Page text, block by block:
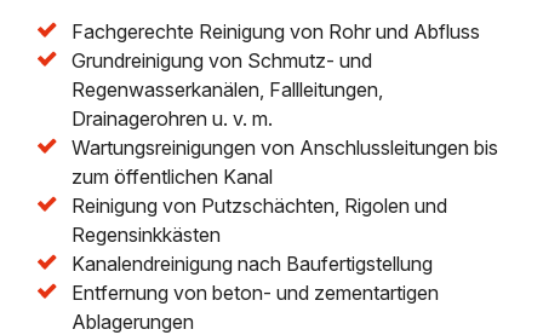
Fachgerechte Reinigung von Rohr und Abfluss
Grundreinigung von Schmutz- und
Regenwasserkanälen, Fallleitungen,
Drainagerohren u. v. m.
Wartungsreinigungen von Anschlussleitungen bis
zum öffentlichen Kanal
Reinigung von Putzschächten, Rigolen und
Regensinkkästen
Kanalendreinigung nach Baufertigstellung
Entfernung von beton- und zementartigen
Ablagerungen